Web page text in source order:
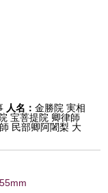
人名：金勝院 実相
宝菩提院 卿律師
民部卿阿闍梨 大